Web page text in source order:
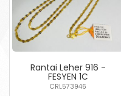
Rantai Leher 916 -
FESYEN 1C
CRL573946